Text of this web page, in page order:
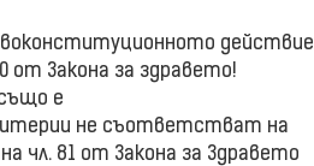
действие
от Закона за здравето!
е
не съответстват на
чл. 81 от Закона за Здравето